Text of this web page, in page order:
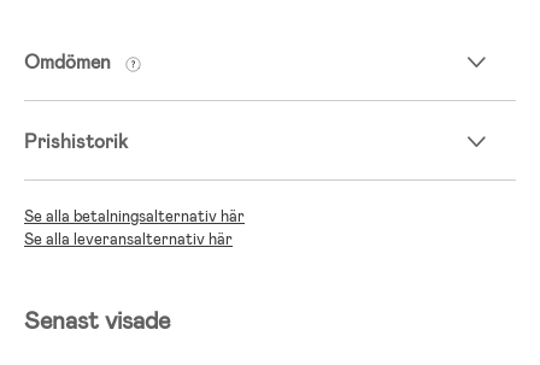
Omdömen
Prishistorik
Se alla betalningsalternativ här
Se alla leveransalternativ här
Senast visade